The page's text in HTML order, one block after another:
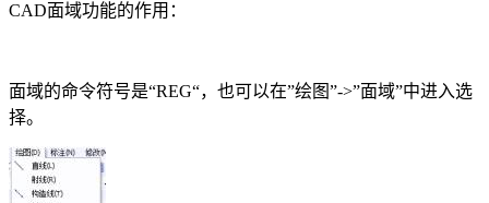
CAD面域功能的作用：
面域的命令符号是“REG“，也可以在”绘图”->”面域”中进入选
择。